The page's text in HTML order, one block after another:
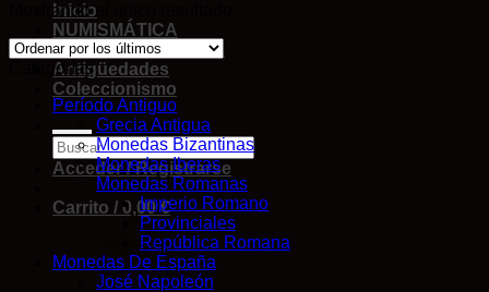
Inicio
NUMISMÁTICA
Cromos DE FUTBOL
Antigüedades
Coleccionismo
Acceder / Registrarse
Carrito / 0,00€
Mostrando el único resultado
Categorías
Período Antiguo
Grecia Antigua
Monedas Bizantinas
Monedas Iberas
Monedas Romanas
Imperio Romano
Provinciales
República Romana
Monedas De España
José Napoleón